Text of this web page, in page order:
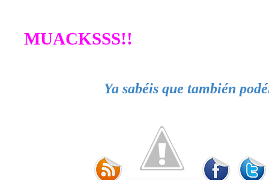
MUACKSSS!!
Ya sabéis que también